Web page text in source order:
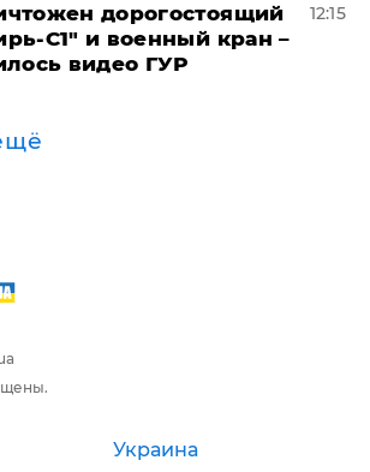
дорогостоящий
С1" и военный кран –
видео ГУР
12:15
Украина